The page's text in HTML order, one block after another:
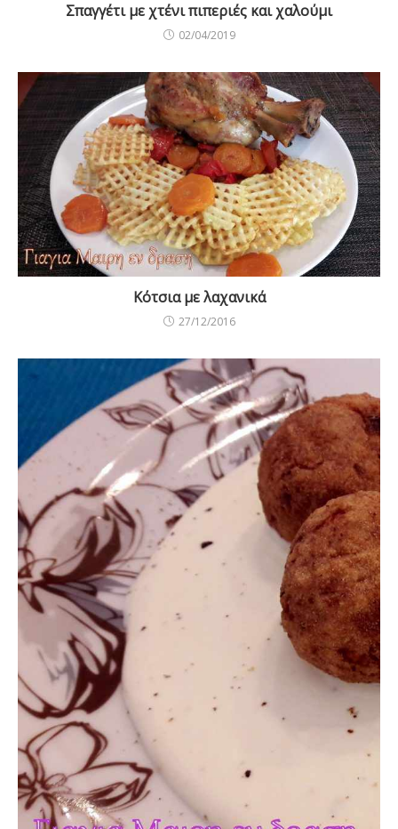
Σπαγγέτι με χτένι πιπεριές και χαλούμι
02/04/2019
Κότσια με λαχανικά
27/12/2016